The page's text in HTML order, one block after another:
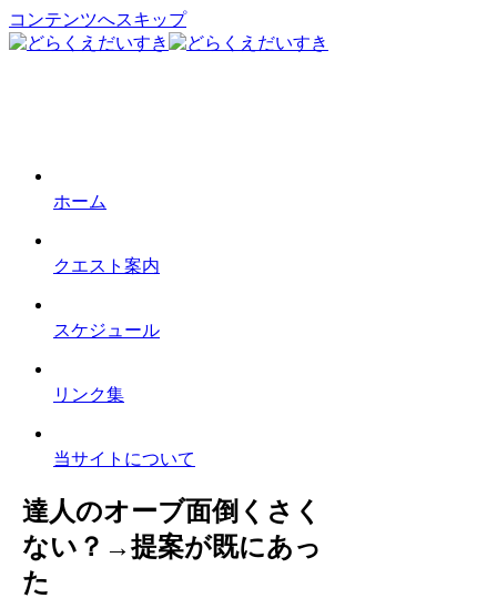
コンテンツへスキップ
ホーム
クエスト案内
スケジュール
リンク集
当サイトについて
達人のオーブ面倒くさく
ない？→提案が既にあっ
た